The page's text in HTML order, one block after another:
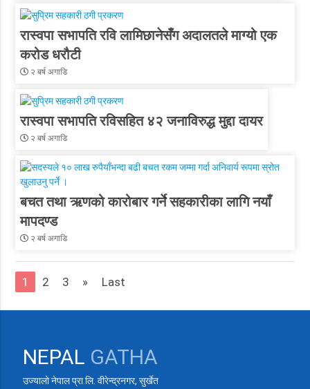
रास्वपा सभापति रवि लामिछानेसँग अदालतले माग्यो एक
करोड धरौटी
२ बर्ष अगाडि
रास्वपा सभापति रविसहित ४२ जनाविरुद्ध मुद्दा दायर
२ बर्ष अगाडि
बचत तथा ऋणको कारोबार गर्ने सहकारीका लागि नयाँ
मापदण्ड
२ बर्ष अगाडि
1 2 3 » Last
NEPAL GATHA
उज्यालो नेपाल प्रा.लि. वीरेन्द्रनगर, सुर्खेत